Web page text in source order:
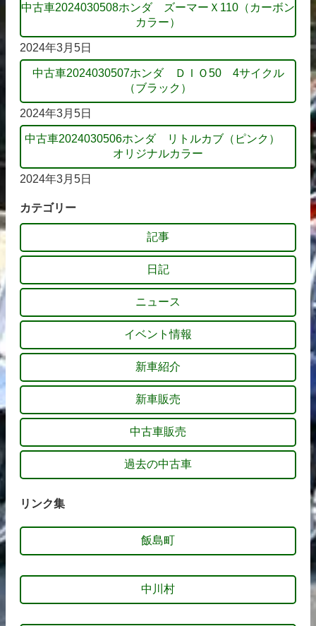
中古車2024030508ホンダ ズーマーＸ110（カーボン
カラー）
2024年3月5日
中古車2024030507ホンダ ＤＩＯ50 4サイクル
（ブラック）
2024年3月5日
中古車2024030506ホンダ リトルカブ（ピンク）
オリジナルカラー
2024年3月5日
カテゴリー
記事
日記
ニュース
イベント情報
新車紹介
新車販売
中古車販売
過去の中古車
リンク集
飯島町
中川村